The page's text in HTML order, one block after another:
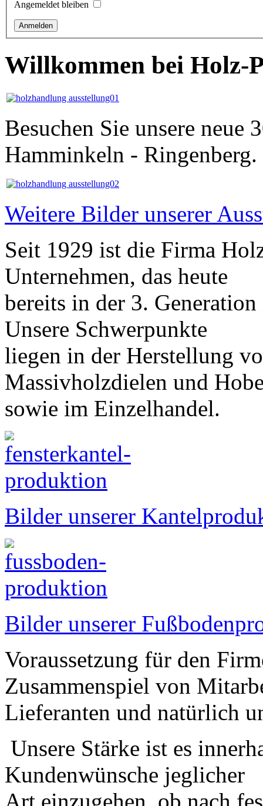
Angemeldet bleiben
Willkommen bei Holz-
Besuchen Sie unsere neue
Hamminkeln - Ringenberg.
Weitere Bilder unserer
Seit 1929 ist die Firma
Unternehmen, das heute
bereits in der 3.
Unsere Schwerpunkte
liegen in der Herstellung
Massivholzdielen und
sowie im Einzelhandel.
Bilder unserer
Bilder unserer
Voraussetzung für den
Zusammenspiel von
Lieferanten und natürlich
Unsere Stärke ist es
Kundenwünsche jeglicher
Art einzugehen, ob nach